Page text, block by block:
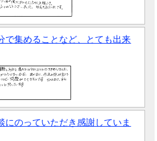
で集めることなど、とても出来
にのっていただき感謝していま